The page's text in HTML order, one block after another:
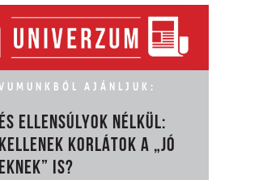
AJÁNLJUK:
ELLENSÚLYOK NÉLKÜL:
KORLÁTOK A „JÓ
IS?